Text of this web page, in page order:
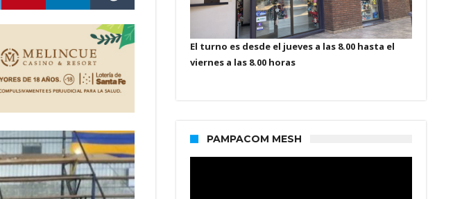
El turno es desde el jueves a las 8.00 hasta el
viernes a las 8.00 horas
PAMPACOM MESH